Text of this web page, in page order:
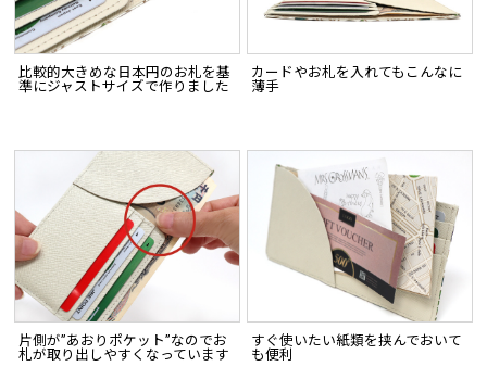
比較的大きめな日本円のお札を基
準にジャストサイズで作りました
カードやお札を入れてもこんなに
薄手
片側が”あおりポケット”なのでお
札が取り出しやすくなっています
すぐ使いたい紙類を挟んでおいて
も便利